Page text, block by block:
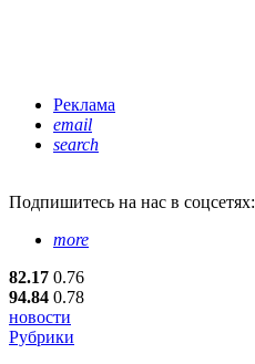
Реклама
email
search
Подпишитесь на нас в соцсетях:
more
82.17 0.76
94.84 0.78
новости
Рубрики